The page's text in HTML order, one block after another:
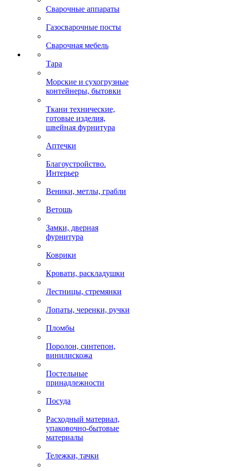
Сварочные аппараты
Газосварочные посты
Сварочная мебель
Тара
Морские и сухогрузные
контейнеры, бытовки
Ткани технические,
готовые изделия,
швейная фурнитура
Аптечки
Благоустройство.
Интерьер
Веники, метлы, грабли
Ветошь
Замки, дверная
фурнитура
Коврики
Кровати, раскладушки
Лестницы, стремянки
Лопаты, черенки, ручки
Пломбы
Поролон, синтепон,
винилискожа
Постельные
принадлежности
Посуда
Расходный материал,
упаковочно-бытовые
материалы
Тележки, тачки